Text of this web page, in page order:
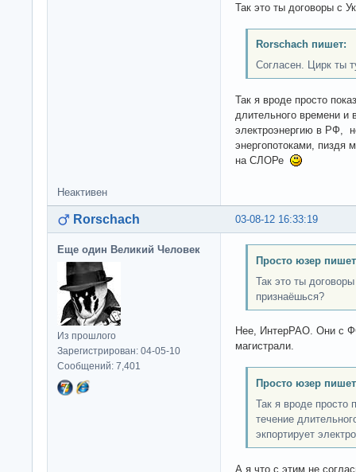
Так это ты договоры с
Rorschach пишет:
Согласен. Цирк ты
Так я вроде просто
длительного времени и
электроэнергию в РФ,
энергопотоками, пиздя
на СЛОРе
Неактивен
03-08-12 16:33:19
Rorschach
Еще один Великий Человек
Из прошлого
Зарегистрирован: 04-05-10
Сообщений: 7,401
Просто юзер
Так это ты
признаёшься?
Нее, ИнтерРАО. Они с
магистрали.
Просто юзер
Так я вроде просто
течение
экпортирует
А я что с этим не